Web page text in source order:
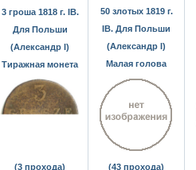
3 гроша 1818 г. IB.
Для Польши
(Александр I)
Тиражная монета
(3 прохода)
50 злотых 1819 г.
IB. Для Польши
(Александр I)
Малая голова
(43 прохода)